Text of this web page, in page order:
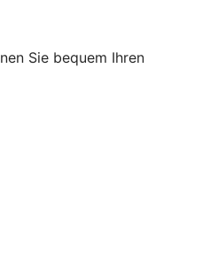
Sie bequem Ihren